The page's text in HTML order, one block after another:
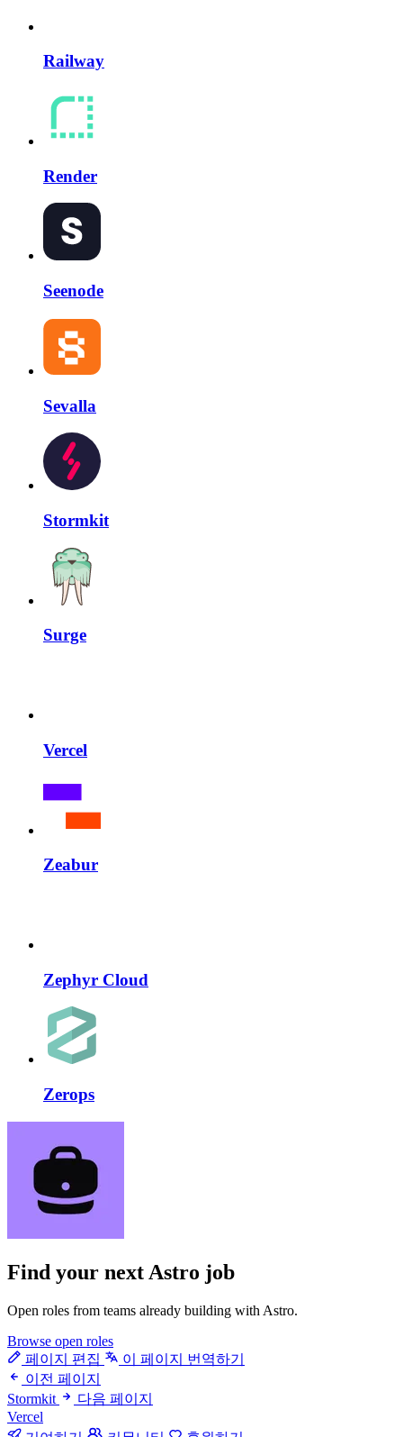
Railway
Render
Seenode
Sevalla
Stormkit
Surge
Vercel
Zeabur
Zephyr Cloud
Zerops
Find your next Astro job
Open roles from teams already building with Astro.
Browse open roles
페이지 편집
이 페이지 번역하기
이전 페이지
Stormkit
다음 페이지
Vercel